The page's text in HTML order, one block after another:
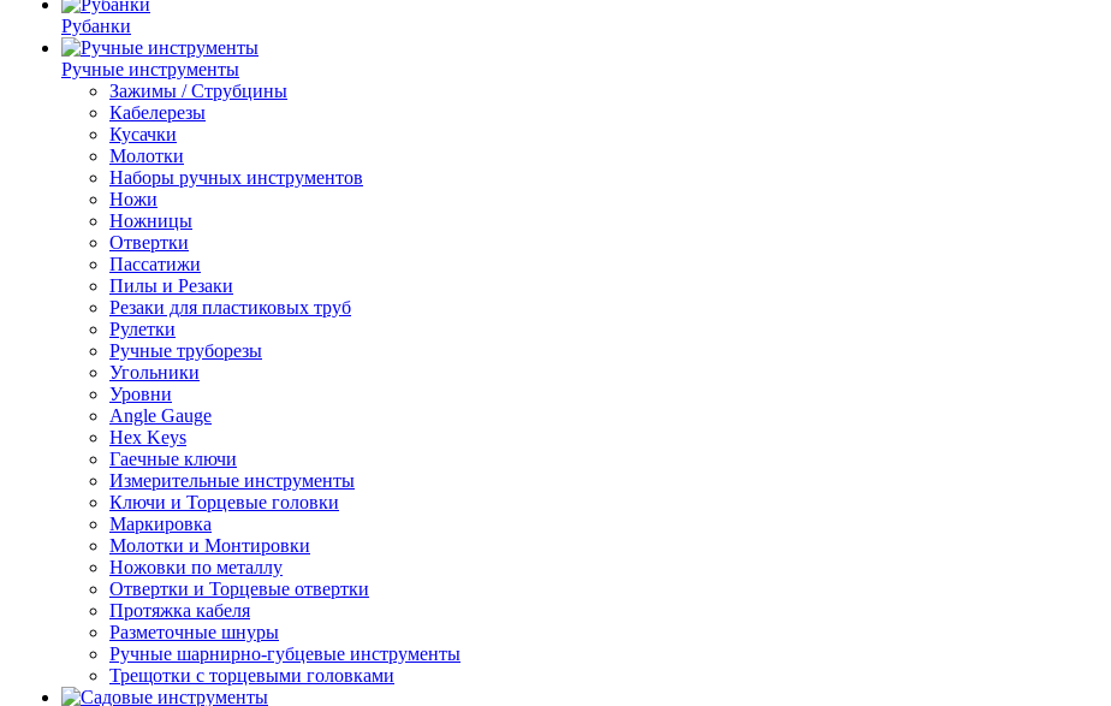
Рубанки
Ручные инструменты
Зажимы / Струбцины
Кабелерезы
Кусачки
Молотки
Наборы ручных инструментов
Ножи
Ножницы
Отвертки
Пассатижи
Пилы и Резаки
Резаки для пластиковых труб
Рулетки
Ручные труборезы
Угольники
Уровни
Angle Gauge
Hex Keys
Гаечные ключи
Измерительные инструменты
Ключи и Торцевые головки
Маркировка
Молотки и Монтировки
Ножовки по металлу
Отвертки и Торцевые отвертки
Протяжка кабеля
Разметочные шнуры
Ручные шарнирно-губцевые инструменты
Трещотки с торцевыми головками